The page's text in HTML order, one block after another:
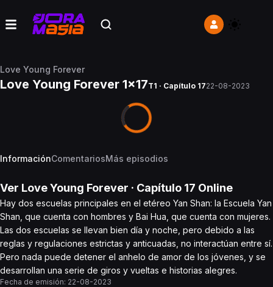
Love Young Forever
Love Young Forever 1x17T1 · Capítulo 1722-08-2023
InformaciónComentariosMás episodios
Ver Love Young Forever · Capítulo 17 Online
Hay dos escuelas principales en el etéreo Yan Shan: la Escuela Yan
Shan, que cuenta con hombres y Bai Hua, que cuenta con mujeres.
Las dos escuelas se llevan bien día y noche, pero debido a las
reglas y regulaciones estrictas y anticuadas, no interactúan entre sí.
Pero nada puede detener el anhelo de amor de los jóvenes, y se
desarrollan una serie de giros y vueltas e historias alegres.
Fecha de emisión: 22-08-2023